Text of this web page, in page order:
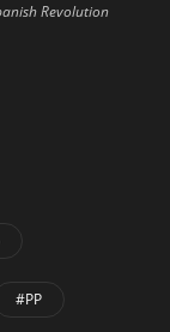
Revolution
#PP